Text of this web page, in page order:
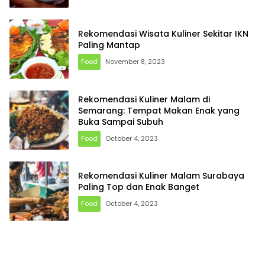
Rekomendasi Wisata Kuliner Sekitar IKN
Paling Mantap
Food November 8, 2023
Rekomendasi Kuliner Malam di
Semarang: Tempat Makan Enak yang
Buka Sampai Subuh
Food October 4, 2023
Rekomendasi Kuliner Malam Surabaya
Paling Top dan Enak Banget
Food October 4, 2023